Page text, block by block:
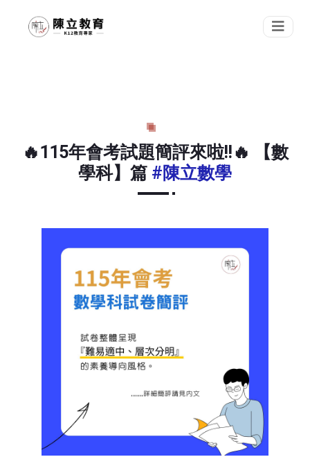
🔥115年會考試題簡評來啦!!🔥 【數
學科】篇 #陳立數學